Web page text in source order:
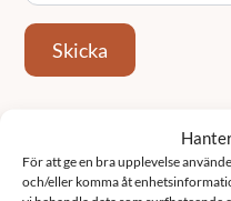
För att ge en bra upplevelse
och/eller komma åt
Skicka
Tjänster